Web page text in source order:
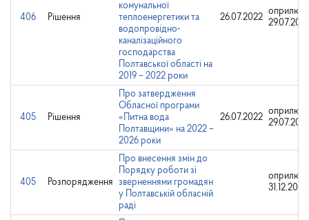
406 Рішення
комунальної
теплоенергетики та
водопровідно-
каналізаційного
господарства
Полтавської області на
2019 – 2022 роки
26.07.2022
405 Рішення
Про затвердження
Обласної програми
«Питна вода
Полтавщини» на 2022 –
2026 роки
26.07.2022
405 Розпорядження
Про внесення змін до
Порядку роботи зі
зверненнями громадян
у Полтавській обласній
раді
31.12.2025